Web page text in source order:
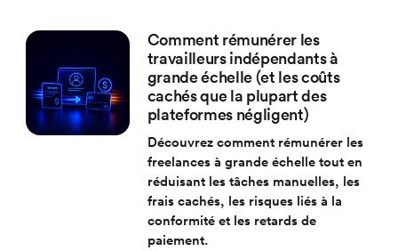
Comment rémunérer les
travailleurs indépendants à
grande échelle (et les coûts
cachés que la plupart des
plateformes négligent)
Découvrez comment rémunérer les
freelances à grande échelle tout en
réduisant les tâches manuelles, les
frais cachés, les risques liés à la
conformité et les retards de
paiement.